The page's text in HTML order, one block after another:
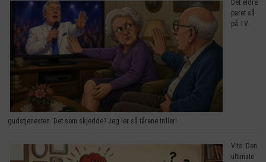
Det eldre
paret så
på TV-
gudstjenesten. Det som skjedde? Jeg ler så tårene triller!
Vits: Den
ultimate